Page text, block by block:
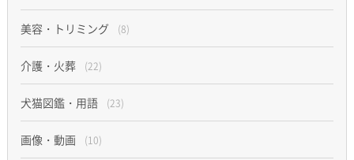
美容・トリミング (8)
介護・火葬 (22)
犬猫図鑑・用語 (23)
画像・動画 (10)